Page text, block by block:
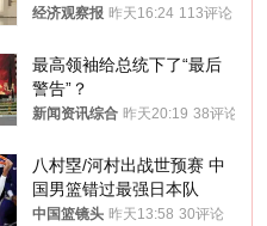
国人大代表
经济观察报 昨天16:24 113评论
最高领袖给总统下了“最后
警告”？
新闻资讯综合 昨天20:19 38评论
八村塁/河村出战世预赛 中
国男篮错过最强日本队
中国篮镜头 昨天13:58 30评论